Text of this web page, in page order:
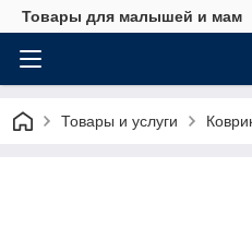
Товары для малышей и мам
Товары и услуги